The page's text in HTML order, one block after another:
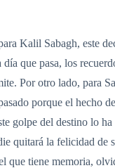
Kalil Sabagh, este
que pasa, los
Por otro lado, para
porque el hecho
golpe del destino lo
quitará la felicidad
que tiene memoria,